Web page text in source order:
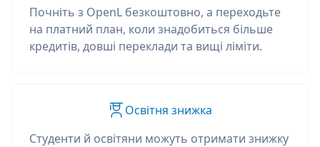
Почніть з OpenL безкоштовно, а переходьте
на платний план, коли знадобиться більше
кредитів, довші переклади та вищі ліміти.
Освітня знижка
Студенти й освітяни можуть отримати знижку